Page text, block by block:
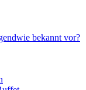
bekannt vor?